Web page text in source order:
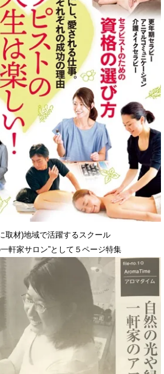
取材)地域で活躍するスクール
軒家サロン”として５ページ特集